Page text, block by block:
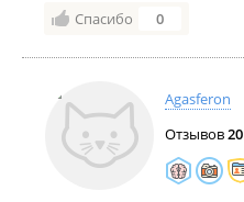
Спасибо 0
Agasferon
Отзывов20